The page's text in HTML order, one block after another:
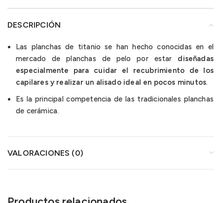
DESCRIPCIÓN
Las planchas de titanio se han hecho conocidas en el
mercado de planchas de pelo por estar diseñadas
especialmente para cuidar el recubrimiento de los
capilares y realizar un alisado ideal en pocos minutos.
Es la principal competencia de las tradicionales planchas
de cerámica.
VALORACIONES (0)